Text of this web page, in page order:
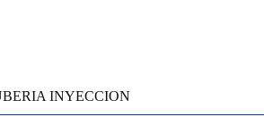
INYECCION